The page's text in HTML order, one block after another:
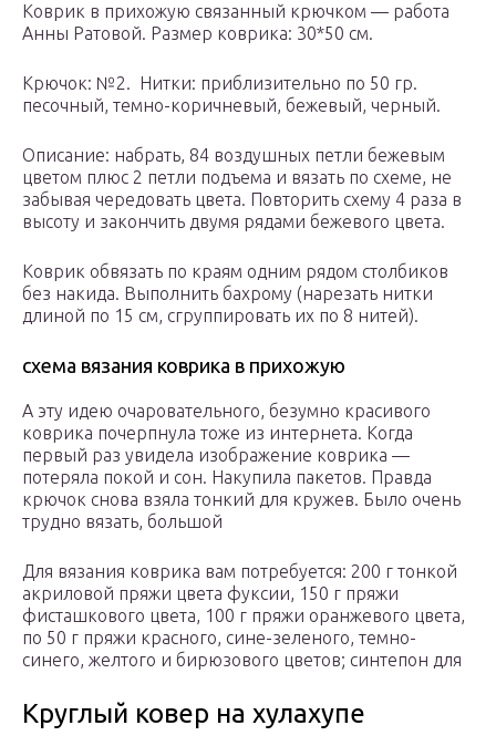
Коврик в прихожую связанный крючком — работа
Анны Ратовой. Размер коврика: 30*50 см.
Крючок: №2. Нитки: приблизительно по 50 гр.
песочный, темно-ко­ричневый, бежевый, чер­ный.
Описание: набрать, 84 воздушных петли бежевым
цветом плюс 2 петли подъе­ма и вязать по схеме, не
за­бывая чередовать цвета. По­вторить схему 4 раза в
вы­соту и закончить двумя ря­дами бежевого цвета.
Коврик обвязать по кра­ям одним рядом столбиков
без накида. Выполнить бах­рому (нарезать нитки
длиной по 15 см, сгруппировать их по 8 нитей).
схема вязания коврика в прихожую
А эту идею очаровательного, безумно красивого
коврика почерпнула тоже из интернета. Когда
первый раз увидела изображение коврика —
потеряла покой и сон. Накупила пакетов. Правда
крючок снова взяла тонкий для кружев. Было очень
трудно вязать, большой
Для вязания коврика вам потребуется: 200 г тонкой
акриловой пряжи цвета фуксии, 150 г пряжи
фисташкового цвета, 100 г пря­жи оранжевого цвета,
по 50 г пряжи красного, сине-зеленого, темно-
синего, желтого и бирю­зового цветов; синтепон для
Круглый ковер на хулахупе